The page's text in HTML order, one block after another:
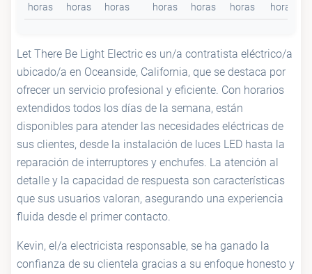
horas
horas
horas
horas
horas
horas
horas
Let There Be Light Electric es un/a contratista eléctrico/a
ubicado/a en Oceanside, California, que se destaca por
ofrecer un servicio profesional y eficiente. Con horarios
extendidos todos los días de la semana, están
disponibles para atender las necesidades eléctricas de
sus clientes, desde la instalación de luces LED hasta la
reparación de interruptores y enchufes. La atención al
detalle y la capacidad de respuesta son características
que sus usuarios valoran, asegurando una experiencia
fluida desde el primer contacto.
Kevin, el/a electricista responsable, se ha ganado la
confianza de su clientela gracias a su enfoque honesto y